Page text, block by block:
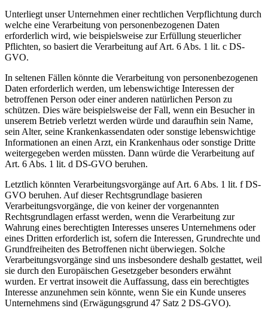
Unterliegt unser Unternehmen einer rechtlichen Verpflichtung durch
welche eine Verarbeitung von personenbezogenen Daten
erforderlich wird, wie beispielsweise zur Erfüllung steuerlicher
Pflichten, so basiert die Verarbeitung auf Art. 6 Abs. 1 lit. c DS-
GVO.
In seltenen Fällen könnte die Verarbeitung von personenbezogenen
Daten erforderlich werden, um lebenswichtige Interessen der
betroffenen Person oder einer anderen natürlichen Person zu
schützen. Dies wäre beispielsweise der Fall, wenn ein Besucher in
unserem Betrieb verletzt werden würde und daraufhin sein Name,
sein Alter, seine Krankenkassendaten oder sonstige lebenswichtige
Informationen an einen Arzt, ein Krankenhaus oder sonstige Dritte
weitergegeben werden müssten. Dann würde die Verarbeitung auf
Art. 6 Abs. 1 lit. d DS-GVO beruhen.
Letztlich könnten Verarbeitungsvorgänge auf Art. 6 Abs. 1 lit. f DS-
GVO beruhen. Auf dieser Rechtsgrundlage basieren
Verarbeitungsvorgänge, die von keiner der vorgenannten
Rechtsgrundlagen erfasst werden, wenn die Verarbeitung zur
Wahrung eines berechtigten Interesses unseres Unternehmens oder
eines Dritten erforderlich ist, sofern die Interessen, Grundrechte und
Grundfreiheiten des Betroffenen nicht überwiegen. Solche
Verarbeitungsvorgänge sind uns insbesondere deshalb gestattet, weil
sie durch den Europäischen Gesetzgeber besonders erwähnt
wurden. Er vertrat insoweit die Auffassung, dass ein berechtigtes
Interesse anzunehmen sein könnte, wenn Sie ein Kunde unseres
Unternehmens sind (Erwägungsgrund 47 Satz 2 DS-GVO).